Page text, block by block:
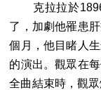
克拉拉於1896
了，加劇他罹患
個月，他目睹人
的演出。觀眾在
全曲結束時，觀